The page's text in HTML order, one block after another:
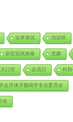
业界资讯 培训班
新型冠状病毒 党建
口腔 会员日 科协
会牙体牙髓病学专业委员会
会